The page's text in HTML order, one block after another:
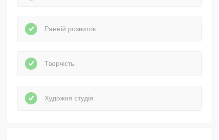
Ранній розвиток
Творчість
Художня студія